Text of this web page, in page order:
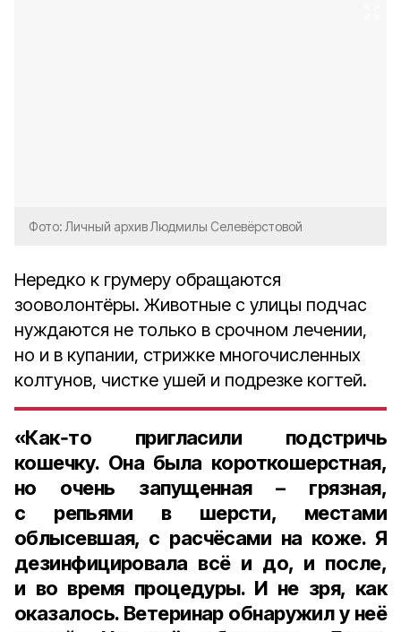
Фото: Личный архив Людмилы Селевёрстовой
Нередко к грумеру обращаются
зооволонтёры. Животные с улицы подчас
нуждаются не только в срочном лечении,
но и в купании, стрижке многочисленных
колтунов, чистке ушей и подрезке когтей.
«Как‑то пригласили подстричь
кошечку. Она была короткошерстная,
но очень запущенная – грязная,
с репьями в шерсти, местами
облысевшая, с расчёсами на коже. Я
дезинфицировала всё и до, и после,
и во время процедуры. И не зря, как
оказалось. Ветеринар обнаружил у неё